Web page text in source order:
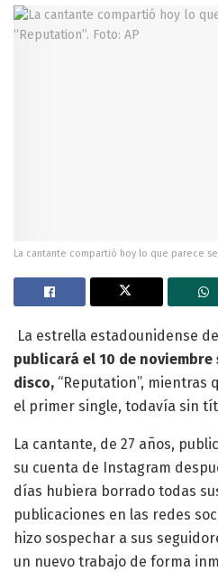
La cantante compartió hoy lo que parece
La estrella estadounidense
publicará el 10 de noviembre
disco, “Reputation”, mientras
el primer single, todavía sin
La cantante, de 27 años,
su cuenta de Instagram
días hubiera borrado todas
publicaciones en las redes
hizo sospechar a sus
un nuevo trabajo de forma